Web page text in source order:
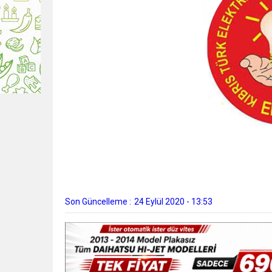
Son Güncelleme : 24 Eylül 2020 - 13:53